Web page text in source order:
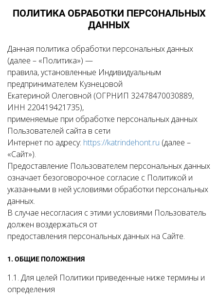
ПОЛИТИКА ОБРАБОТКИ ПЕРСОНАЛЬНЫХ
ДАННЫХ
Данная политика обработки персональных данных
(далее – «Политика») —
правила, установленные Индивидуальным
предпринимателем Кузнецовой
Екатериной Олеговной (ОГРНИП 32478470030889,
ИНН 220419421735),
применяемые при обработке персональных данных
Пользователей сайта в сети
Интернет по адресу: https://katrindehont.ru (далее –
«Сайт»).
Предоставление Пользователем персональных данных
означает безоговорочное согласие с Политикой и
указанными в ней условиями обработки персональных
данных.
В случае несогласия с этими условиями Пользователь
должен воздержаться от
предоставления персональных данных на Сайте.
1. ОБЩИЕ ПОЛОЖЕНИЯ
1.1. Для целей Политики приведенные ниже термины и
определения